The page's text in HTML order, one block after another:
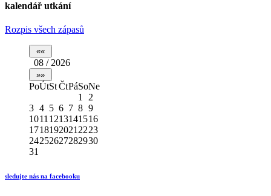
kalendář utkání
Rozpis všech zápasů
08 / 2026
PoÚtStČtPáSoNe
1
2
3 4 5 6 7 8 9
1011 1213141516
1718192021 2223
24252627282930
31
sledujte nás na facebooku